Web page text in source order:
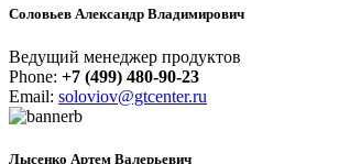
Соловьев Александр Владимирович
Ведущий менеджер продуктов
Phone: +7 (499) 480-90-23
Email: soloviov@gtcenter.ru
Лысенко Артем Валерьевич